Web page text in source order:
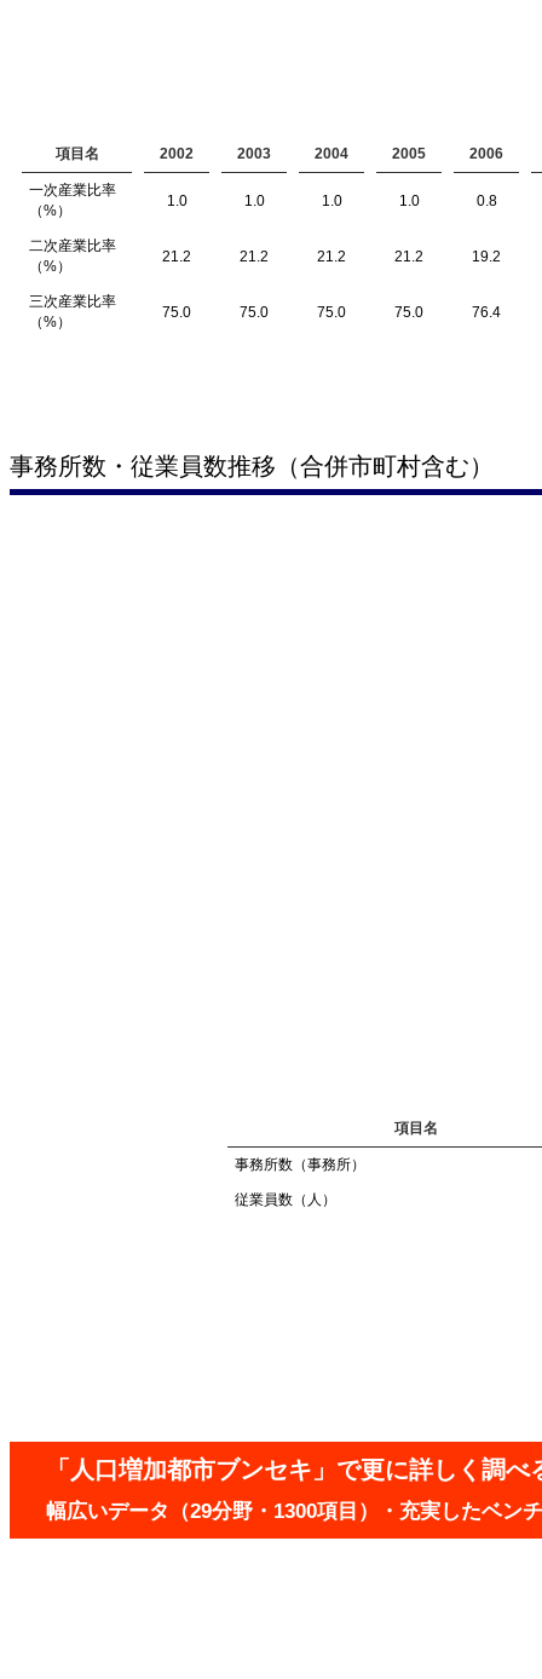
項目名 2002 2003 2004 2005 2006
一次産業比率
（%）
1.0 1.0 1.0 1.0 0.8
二次産業比率
（%）
21.2 21.2 21.2 21.2 19.2
三次産業比率
（%）
75.0 75.0 75.0 75.0 76.4
事務所数・従業員数推移（合併市町村含む）
項目名
事務所数（事務所）
従業員数（人）
「人口増加都市ブンセキ」で更に詳しく調べ
幅広いデータ（29分野・1300項目）・充実したベン